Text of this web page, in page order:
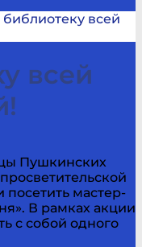
библиотеку всей
всей
Пушкинских
мастер-
В рамках акции
с собой одного